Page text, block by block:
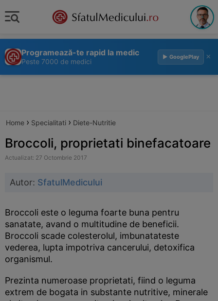
Programează-te rapid la medic
Peste 7000 de medici
▶ GooglePlay ×
Home › Specialitati › Diete-Nutritie
Broccoli, proprietati binefacatoare
Actualizat: 27 Octombrie 2017
Autor: SfatulMedicului
Broccoli este o leguma foarte buna pentru
sanatate, avand o multitudine de beneficii.
Broccoli scade colesterolul, imbunatateste
vederea, lupta impotriva cancerului, detoxifica
organismul.
Prezinta numeroase proprietati, fiind o leguma
extrem de bogata in substante nutritive, minerale